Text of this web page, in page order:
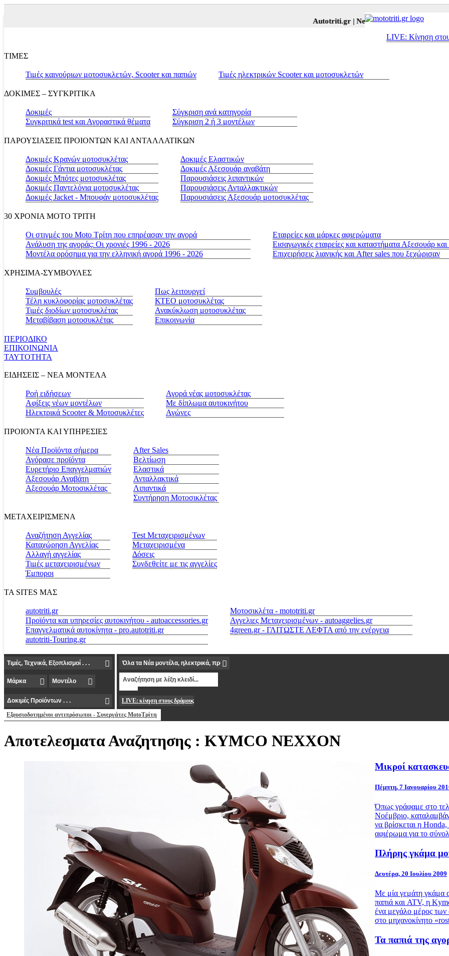
Autotriti.gr |Net.mototriti.gr |Προϊόντα &
LIVE: Κίνηση
ΤΙΜΕΣ
Τιμές καινούριων μοτοσυκλετών, Scooter και παπιών Τιμές ηλεκτρικών Scooter και μοτοσυκλετών
ΔΟΚΙΜΕΣ – ΣΥΓΚΡΙΤΙΚΑ
Δοκιμές
Συγκριτικά test και Αγοραστικά θέματα
Σύγκριση ανά κατηγορία
Σύγκριση 2 ή 3 μοντέλων
ΠΑΡΟΥΣΙΑΣΕΙΣ ΠΡΟΙΟΝΤΩΝ ΚΑΙ ΑΝΤΑΛΛΑΤΙΚΩΝ
Δοκιμές Κρανών μοτοσυκλέτας
Δοκιμές Γάντια μοτοσυκλέτας
Δοκιμές Μπότες μοτοσυκλέτας
Δοκιμές Παντελόνια μοτοσυκλέτας
Δοκιμές Jacket - Μπουφάν μοτοσυκλέτας
Δοκιμές Ελαστικών
Δοκιμές Αξεσουάρ αναβάτη
Παρουσιάσεις λιπαντικών
Παρουσιάσεις Ανταλλακτικών
Παρουσιάσεις Αξεσουάρ μοτοσυκλέτας
30 ΧΡΟΝΙΑ MOTO ΤΡΙΤΗ
Οι στιγμές του Moto Τρίτη που επηρέασαν την αγορά
Ανάλυση της αγοράς: Οι χρονιές 1996 - 2026
Μοντέλα ορόσημα για την ελληνική αγορά 1996 - 2026
Εταιρείες και μάρκες αφιερώματα
Εισαγωγικές εταιρείες και καταστήματα Αξεσουάρ
Επιχειρήσεις λιανικής και After sales που ξεχώρισαν
ΧΡΗΣΙΜΑ-ΣΥΜΒΟΥΛΕΣ
Συμβουλές
Τέλη κυκλοφορίας μοτοσυκλέτας
Τιμές διοδίων μοτοσυκλέτας
Μεταβίβαση μοτοσυκλέτας
Πως λειτουργεί
ΚΤΕΟ μοτοσυκλέτας
Ανακύκλωση μοτοσυκλέτας
Επικοινωνία
ΠΕΡΙΟΔΙΚΟ
ΕΠΙΚΟΙΝΩΝΙΑ
ΤΑΥΤΟΤΗΤΑ
ΕΙΔΗΣΕΙΣ – ΝΕΑ ΜΟΝΤΕΛΑ
Ροή ειδήσεων
Αφίξεις νέων μοντέλων
Ηλεκτρικά Scooter & Μοτοσυκλέτες
Αγορά νέας μοτοσυκλέτας
Με δίπλωμα αυτοκινήτου
Αγώνες
ΠΡΟΙΟΝΤΑ ΚΑΙ ΥΠΗΡΕΣΙΕΣ
Νέα Προϊόντα σήμερα
Αγόρασε προϊόντα
Ευρετήριο Επαγγελματιών
Αξεσουάρ Αναβάτη
Αξεσουάρ Μοτοσικλέτας
Αfter Sales
Βελτίωση
Ελαστικά
Ανταλλακτικά
Λιπαντικά
Συντήρηση Μοτοσικλέτας
ΜΕΤΑΧΕΙΡΙΣΜΕΝΑ
Αναζήτηση Αγγελίας
Καταχώρηση Αγγελίας
Αλλαγή αγγελίας
Τιμές μεταχειρισμένων
Έμποροι
Test Μεταχειρισμένων
Μεταχειρισμένα
Δόσεις
Συνδεθείτε με τις αγγελίες
ΤΑ SITES ΜΑΣ
autotriti.gr
Προϊόντα και υπηρεσίες αυτοκινήτου - autoaccessories.gr
Επαγγελματικά αυτοκίνητα - pro.autotriti.gr
autotriti-Touring.gr
Μοτοσικλέτα - mototriti.gr
Αγγελιες Μεταχειρισμένων - autoaggelies.gr
4green.gr - ΓΛΙΤΩΣΤΕ ΛΕΦΤΑ από την ενέργεια
LIVE: κίνηση στους δρόμους
Εξουσιοδοτημένοι αντιπρόσωποι - Συνεργάτες MotoΤρίτη
Αποτελεσματα Αναζητησης : KYMCO NEXXON
Μικροί
Πέμπτη, 7 Ιανουαρίου
Όπως γράφαμε στο
Νοέμβριο,
να βρίσκεται η
αφιέρωμα για το
Πλήρης γκάμα
Δευτέρα, 20 Ιουλίου 2009
Με μία γεμάτη γκάμα
παπιά και ATV, η
ένα μεγάλο μέρος των
στο μηχανοκίνητο
Τα παπιά της